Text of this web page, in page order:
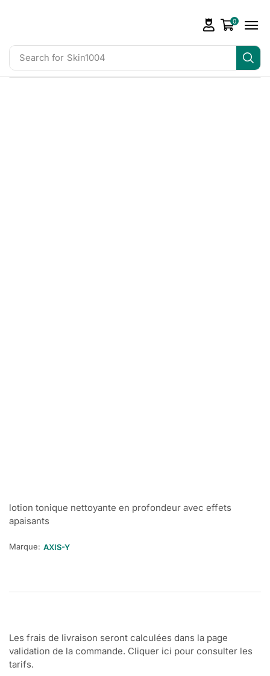
Search for Skin1004
0
lotion tonique nettoyante en profondeur avec effets
apaisants
Marque: AXIS-Y
Les frais de livraison seront calculées dans la page
validation de la commande. Cliquer ici pour consulter les
tarifs.